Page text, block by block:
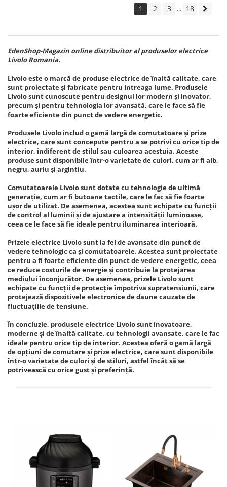
1 2 3 ... 18
EdenShop-Magazin online distribuitor al produselor electrice
Livolo Romania.
Livolo este o marcă de produse electrice de înaltă calitate, care
sunt proiectate și fabricate pentru intreaga lume. Produsele
Livolo sunt cunoscute pentru designul lor modern și inovator,
precum și pentru tehnologia lor avansată, care le face să fie
foarte eficiente din punct de vedere energetic.
Produsele Livolo includ o gamă largă de comutatoare și prize
electrice, care sunt concepute pentru a se potrivi cu orice tip de
interior, indiferent de stilul sau culoarea acestuia. Aceste
produse sunt disponibile într-o varietate de culori, cum ar fi alb,
negru, auriu și argintiu.
Comutatoarele Livolo sunt dotate cu tehnologie de ultimă
generație, cum ar fi butoane tactile, care le fac să fie foarte
ușor de utilizat. De asemenea, acestea sunt echipate cu funcții
de control al luminii și de ajustare a intensității luminoase,
ceea ce le face să fie ideale pentru iluminarea interioară.
Prizele electrice Livolo sunt la fel de avansate din punct de
vedere tehnologic ca și comutatoarele. Acestea sunt proiectate
pentru a fi foarte eficiente din punct de vedere energetic, ceea
ce reduce costurile de energie și contribuie la protejarea
mediului înconjurător. De asemenea, prizele Livolo sunt
echipate cu funcții de protecție împotriva supratensiunii, care
protejează dispozitivele electronice de daune cauzate de
fluctuațiile de tensiune.
În concluzie, produsele electrice Livolo sunt inovatoare,
moderne și de înaltă calitate, cu tehnologii avansate, care le fac
ideale pentru orice tip de interior. Acestea oferă o gamă largă
de opțiuni de comutare și prize electrice, care sunt disponibile
într-o varietate de culori și de stiluri, astfel încât să se
potrivească cu orice gust și preferință.